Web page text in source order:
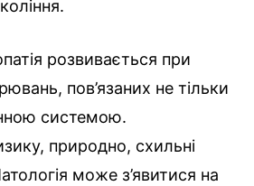
розвивається при
пов’язаних не тільки
системою.
природно, схильні
може з’явитися на